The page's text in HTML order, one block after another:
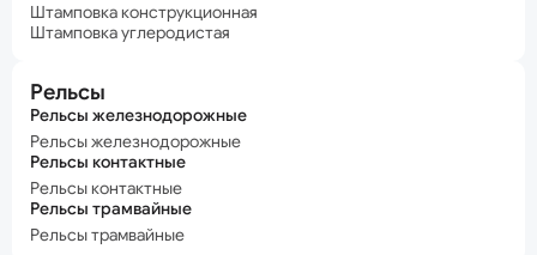
Штамповка конструкционная
Штамповка углеродистая
Рельсы
Рельсы железнодорожные
Рельсы железнодорожные
Рельсы контактные
Рельсы контактные
Рельсы трамвайные
Рельсы трамвайные